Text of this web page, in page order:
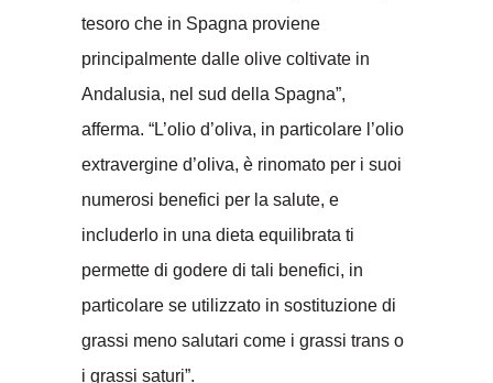
tesoro che in Spagna proviene
principalmente dalle olive coltivate in
Andalusia, nel sud della Spagna”,
afferma. “L’olio d’oliva, in particolare l’olio
extravergine d’oliva, è rinomato per i suoi
numerosi benefici per la salute, e
includerlo in una dieta equilibrata ti
permette di godere di tali benefici, in
particolare se utilizzato in sostituzione di
grassi meno salutari come i grassi trans o
i grassi saturi”.